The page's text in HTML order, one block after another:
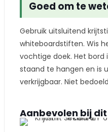
Goed om te
Gebruik uitsluitend
whiteboardstiften. Wis
vochtige doek. Het bord
staand te hangen en is
verkrijgbaar. Niet
Aanbevolen bij